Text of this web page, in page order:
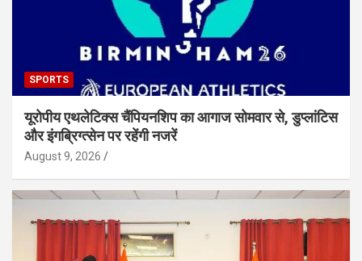
SPORTS
यूरोपीय एथलेटिक्स चैंपियनशिप का आगाज सोमवार से, डुप्लांटिस
और इंगब्रिग्त्सेन पर रहेंगी नजरें
August 9, 2026